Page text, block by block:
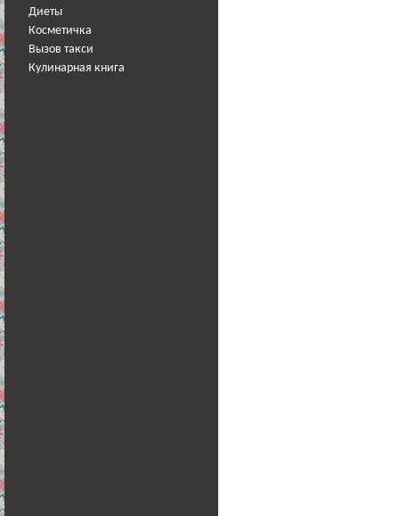
Диеты
Косметичка
Вызов такси
Кулинарная книга